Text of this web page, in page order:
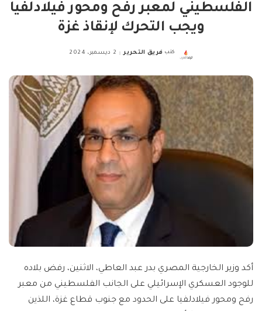
الفلسطيني لمعبر رفح ومحور فيلادلفيا
ويجب التحرك لإنقاذ غزة
Posted
كتب فريق التحرير 2 ديسمبر، 2024
أكد وزير الخارجية المصري بدر عبد العاطي، الاثنين، رفض بلاده
للوجود العسكري الإسرائيلي على الجانب الفلسطيني من معبر
رفح ومحور فيلادلفيا على الحدود مع جنوب قطاع غزة، اللذين